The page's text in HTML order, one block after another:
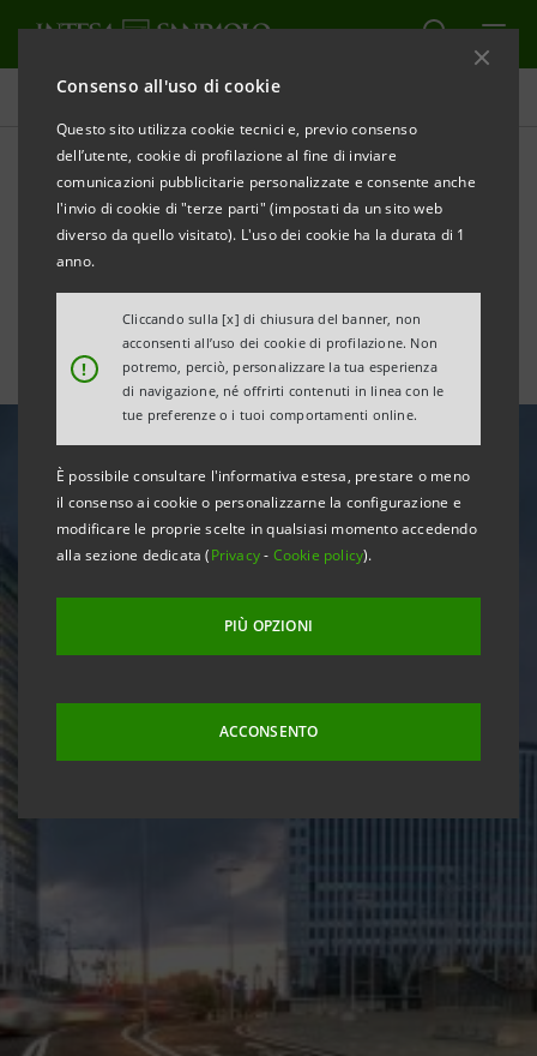
Consenso all'uso di cookie
Questo sito utilizza cookie tecnici e, previo consenso
dell’utente, cookie di profilazione al fine di inviare
comunicazioni pubblicitarie personalizzate e consente anche
l'invio di cookie di "terze parti" (impostati da un sito web
diverso da quello visitato). L'uso dei cookie ha la durata di 1
anno.
!
Cliccando sulla [x] di chiusura del banner, non
acconsenti all’uso dei cookie di profilazione. Non
potremo, perciò, personalizzare la tua esperienza
di navigazione, né offrirti contenuti in linea con le
tue preferenze o i tuoi comportamenti online.
È possibile consultare l'informativa estesa, prestare o meno
il consenso ai cookie o personalizzarne la configurazione e
modificare le proprie scelte in qualsiasi momento accedendo
alla sezione dedicata (Privacy- Cookie policy).
PIÙ OPZIONI
ACCONSENTO
Tutte le news
Intesa Sanpaolo aderisce
alla campagna M'illumino di
Meno